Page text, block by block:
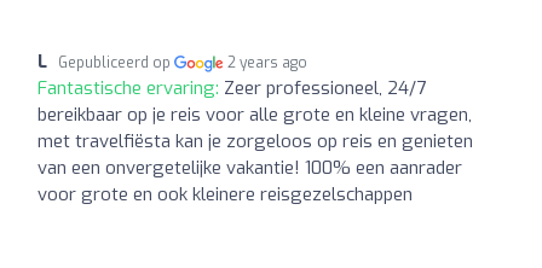
L Gepubliceerd op 2 years ago
Fantastische ervaring: Zeer professioneel, 24/7
bereikbaar op je reis voor alle grote en kleine vragen,
met travelfiësta kan je zorgeloos op reis en genieten
van een onvergetelijke vakantie! 100% een aanrader
voor grote en ook kleinere reisgezelschappen